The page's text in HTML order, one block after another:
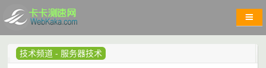
技术频道 - 服务器技术